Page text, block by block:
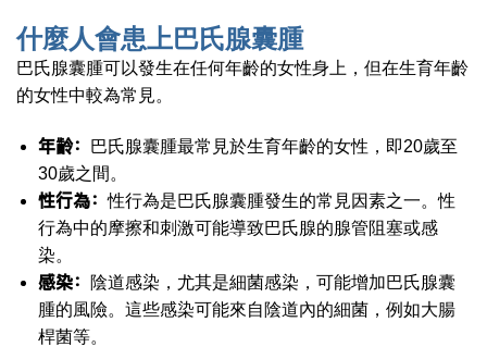
什麼人會患上巴氏腺囊腫
巴氏腺囊腫可以發生在任何年齡的女性身上，但在生育年齡
的女性中較為常見。
年齡：
巴氏腺囊腫最常見於生育年齡的女性，即20歲至
30歲之間。
性行為：性行為是巴氏腺囊腫發生的常見因素之一。性
行為中的摩擦和刺激可能導致巴氏腺的腺管阻塞或感
染。
感染：
陰道感染，尤其是細菌感染，可能增加巴氏腺囊
腫的風險。這些感染可能來自陰道內的細菌，例如大腸
桿菌等。